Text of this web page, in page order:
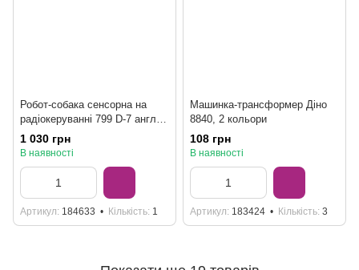
Робот-собака сенсорна на
радіокеруванні 799 D-7 англ,
3,7V
1 030 грн
В наявності
Артикул 184633 Кількість 1
Машинка-трансформер Діно
8840, 2 кольори
108 грн
В наявності
Артикул 183424 Кількість 3